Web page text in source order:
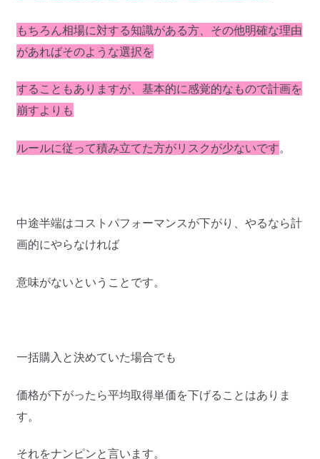
もちろん相場に対する知識がある方、その他明確な理由
があればそのような選択を
することもありますが、基本的に感覚的なもので計画を
崩すよりも
ルールに従って積み立てた方がリスクが少ないです。
中途半端はコストパフォーマンスが下がり、やるなら計
画的にやらなければ
意味がないということです。
一括購入と決めていた場合でも
価格が下がったら平均取得単価を下げることはありま
す。
それをナンピンと言います。